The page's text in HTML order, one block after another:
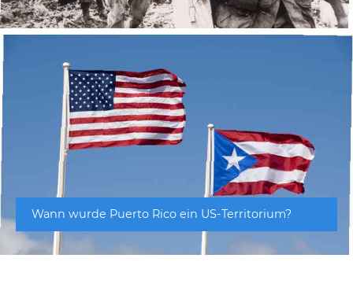
Wann wurde Puerto Rico ein US-Territorium?